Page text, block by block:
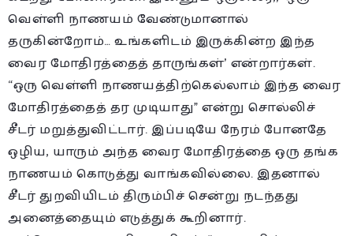
வெள்ளி நாணயம் வேண்டுமானால்
தருகின்றோம்… உங்களிடம் இருக்கின்ற இந்த
வைர மோதிரத்தைத் தாருங்கள்’ என்றார்கள்.
“ஒரு வெள்ளி நாணயத்திற்கெல்லாம் இந்த வைர
மோதிரத்தைத் தர முடியாது” என்று சொல்லிச்
சீடர் மறுத்துவிட்டார். இப்படியே நேரம் போனதே
ஒழிய, யாரும் அந்த வைர மோதிரத்தை ஒரு தங்க
நாணயம் கொடுத்து வாங்கவில்லை. இதனால்
சீடர் துறவியிடம் திரும்பிச் சென்று நடந்தது
அனைத்தையும் எடுத்துக் கூறினார்.